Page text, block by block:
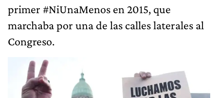
primer #NiUnaMenos en 2015, que
marchaba por una de las calles laterales al
Congreso.